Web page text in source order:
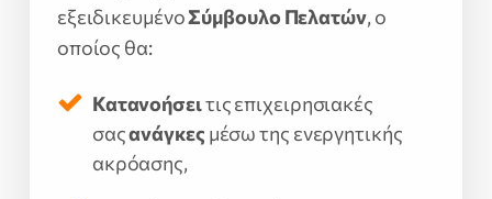
εξειδικευμένοΣύμβουλο Πελατών, ο
οποίος θα:
Κατανοήσειτις επιχειρησιακές
σαςανάγκες μέσω της ενεργητικής
ακρόασης,